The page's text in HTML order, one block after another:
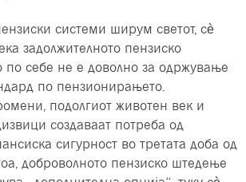
системи ширум светот, сè
задолжителното пензиско
по себе не е доволно за одржување
по пензионирањето.
подолгиот животен век и
создаваат потреба од
сигурност во третата доба од
доброволното пензиско штедење